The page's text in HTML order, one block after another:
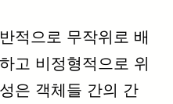
적으로 무작위로 배
고 비정형적으로 위
은 객체들 간의 간